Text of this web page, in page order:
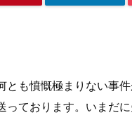
も憤慨極まりない事
ております。いまだに